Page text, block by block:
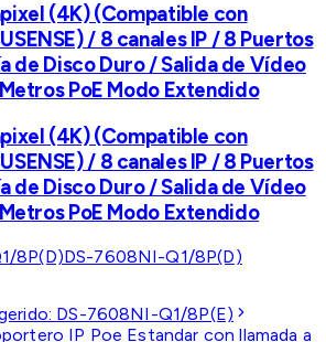
(4K) (Compatible con
/ 8 canales IP / 8 Puertos
de Disco Duro / Salida de Vídeo
PoE Modo Extendido
(4K) (Compatible con
/ 8 canales IP / 8 Puertos
de Disco Duro / Salida de Vídeo
PoE Modo Extendido
8P(D)DS-7608NI-Q1/8P(D)
DS-7608NI-Q1/8P(E)